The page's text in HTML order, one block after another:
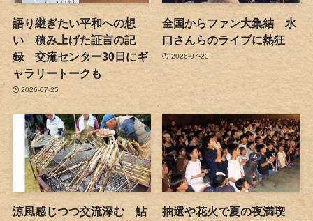
語り継ぎたい平和への想
い 積み上げた証言の記
録 交流センター30日にギ
ャラリートークも
2026-07-25
全国からファン大集結 水
口さんらのライブに熱狂
2026-07-23
涼風感じつつ交流深む 鮎
抽選や花火で夏の夜満喫